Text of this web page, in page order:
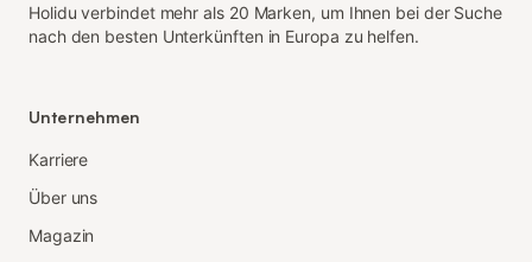
Holidu verbindet mehr als 20 Marken, um Ihnen bei der Suche
nach den besten Unterkünften in Europa zu helfen.
Unternehmen
Karriere
Über uns
Magazin